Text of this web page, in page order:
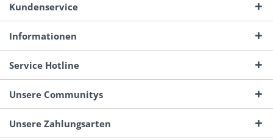
Kundenservice
Informationen
Service Hotline
Unsere Communitys
Unsere Zahlungsarten